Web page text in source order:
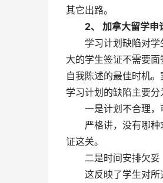
其它出路。
2、 加拿大留学申
学习计划缺陷对学生
大的学生签证不需要
自我陈述的最佳时机
学习计划的缺陷主要分
一是计划不合理，
严格讲，没有哪种求
证这关。
二是时间安排欠妥
这反映了学生对所选